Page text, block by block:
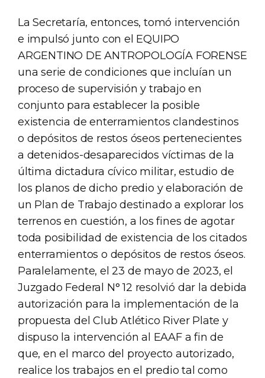
La Secretaría, entonces, tomó intervención
e impulsó junto con el EQUIPO
ARGENTINO DE ANTROPOLOGÍA FORENSE
una serie de condiciones que incluían un
proceso de supervisión y trabajo en
conjunto para establecer la posible
existencia de enterramientos clandestinos
o depósitos de restos óseos pertenecientes
a detenidos-desaparecidos víctimas de la
última dictadura cívico militar, estudio de
los planos de dicho predio y elaboración de
un Plan de Trabajo destinado a explorar los
terrenos en cuestión, a los fines de agotar
toda posibilidad de existencia de los citados
enterramientos o depósitos de restos óseos.
Paralelamente, el 23 de mayo de 2023, el
Juzgado Federal N° 12 resolvió dar la debida
autorización para la implementación de la
propuesta del Club Atlético River Plate y
dispuso la intervención al EAAF a fin de
que, en el marco del proyecto autorizado,
realice los trabajos en el predio tal como